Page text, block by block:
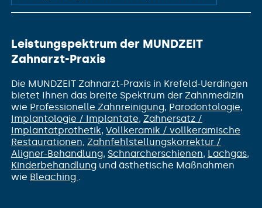
Leistungspektrum der MUNDZEIT
Zahnarzt-Praxis
Die MUNDZEIT Zahnarzt-Praxis in Krefeld-Uerdingen
bietet Ihnen das breite Spektrum der Zahnmedizin
wie Professionelle Zahnreinigung, Parodontologie,
Implantologie / Implantate, Zahnersatz /
Implantatprothetik, Vollkeramik / vollkeramische
Restaurationen, Zahnfehlstellungs­korrektur /
Aligner-Behandlung, Schnarcherschienen, Lachgas,
Kinderbehandlungund ästhetische Maßnahmen
wie Bleaching .